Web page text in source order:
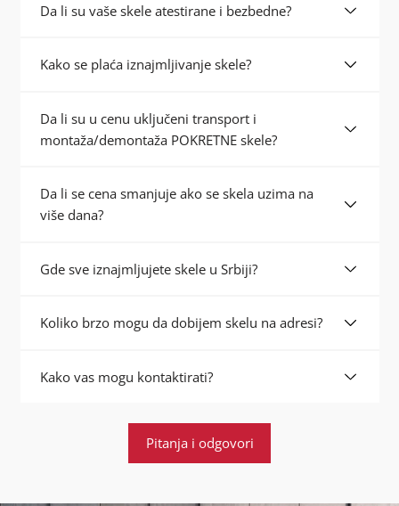
Da li su vaše skele atestirane i bezbedne?
Kako se plaća iznajmljivanje skele?
Da li su u cenu uključeni transport i
montaža/demontaža POKRETNE skele?
Da li se cena smanjuje ako se skela uzima na
više dana?
Gde sve iznajmljujete skele u Srbiji?
Koliko brzo mogu da dobijem skelu na adresi?
Kako vas mogu kontaktirati?
Pitanja i odgovori